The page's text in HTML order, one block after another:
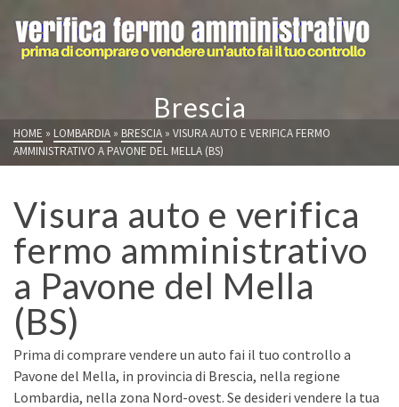
Brescia
HOME » LOMBARDIA » BRESCIA » VISURA AUTO E VERIFICA FERMO
AMMINISTRATIVO A PAVONE DEL MELLA (BS)
Visura auto e verifica
fermo amministrativo
a Pavone del Mella
(BS)
Prima di comprare vendere un auto fai il tuo controllo a
Pavone del Mella, in provincia di Brescia, nella regione
Lombardia, nella zona Nord-ovest. Se desideri vendere la tua